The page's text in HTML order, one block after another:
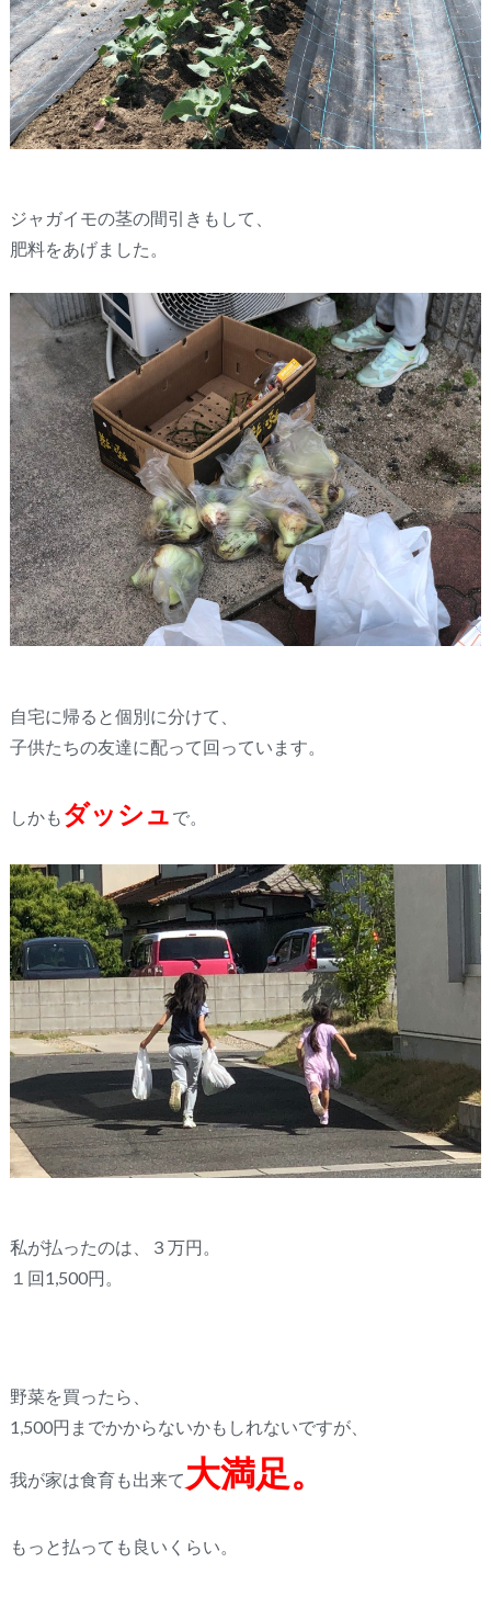
ジャガイモの茎の間引きもして、
肥料をあげました。
自宅に帰ると個別に分けて、
子供たちの友達に配って回っています。
しかも ダッシュ で。
私が払ったのは、３万円。
１回1,500円。
野菜を買ったら、
1,500円までかからないかもしれないですが、
我が家は食育も出来て 大満足。
もっと払っても良いくらい。